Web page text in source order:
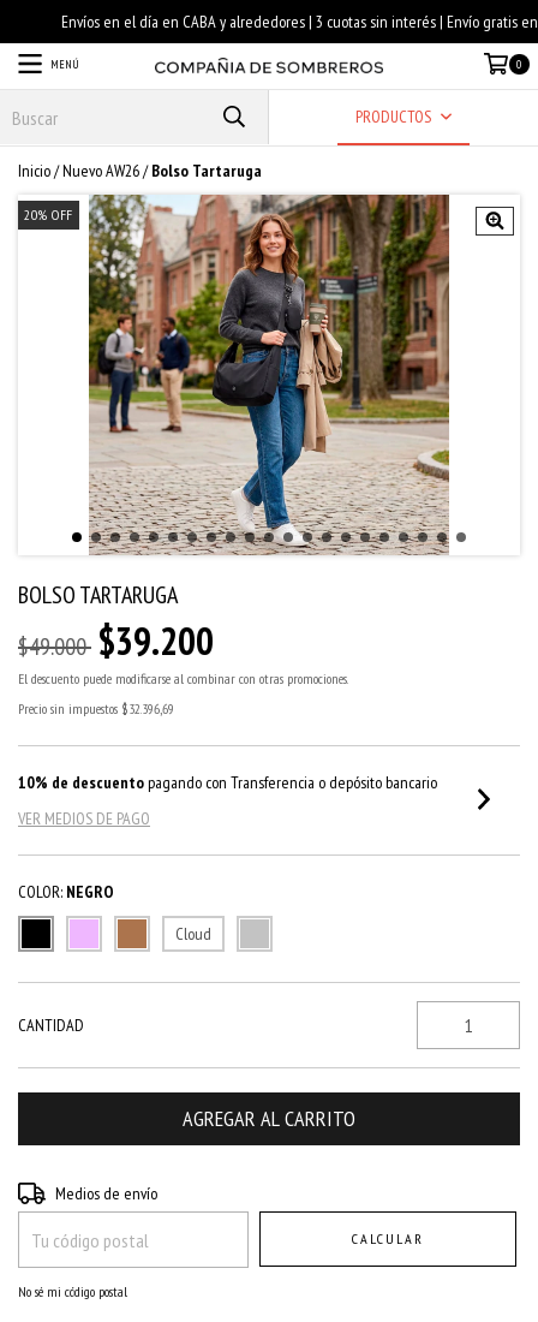
MENÚ 0
PRODUCTOS
Inicio/Nuevo AW26/ Bolso Tartaruga
20% OFF
BOLSO TARTARUGA
$49.000 $39.200
El descuento puede modificarse al combinar con otras promociones.
Precio sin impuestos $32.396,69
10% de descuentopagando con Transferencia o depósito bancario
VER MEDIOS DE PAGO
COLOR: NEGRO
Cloud
CANTIDAD
Entregas para el CP:
Medios de envío
CALCULAR
No sé mi código postal